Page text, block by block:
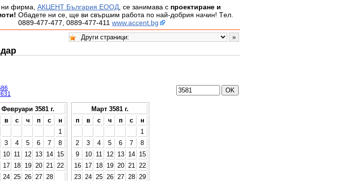
фирма, АКЦЕНТ България ЕООД, се занимава с проектиране и
Обадете ни се, ще ви свършим работа по най-добрия начин! Tел.
0889-477-477, 0889-477-411 www.accent.bg
Февруари 3581 г.
в с ч п с
н
1
3 4 5 6 7
8
10 11 12 13 14
15
17 18 19 20 21
22
24 25 26 27 28
Март 3581 г.
п
в с ч п с
н
1
2
3 4 5 6 7
8
9
10 11 12 13 14
15
16
17 18 19 20 21
22
23
24 25 26 27 28
29